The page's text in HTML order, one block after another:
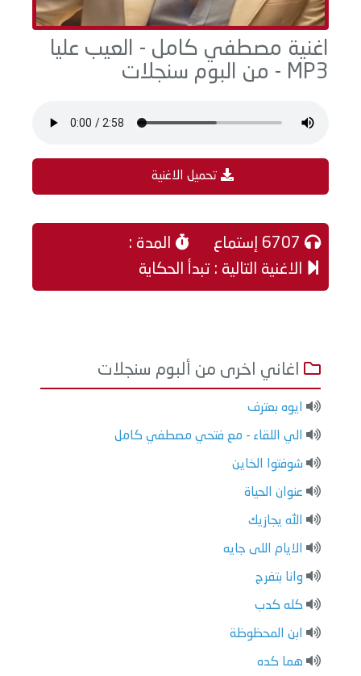
اغنية مصطفي كامل - العيب عليا
MP3 - من البوم سنجلات
تحميل الاغنية
المدة :
الاغنية التالية : تبدأ الحكاية
اغاني اخرى من ألبوم سنجلات
ايوه بعترف
الي اللقاء - مع فتحي مصطفي كامل
شوفتوا الخاين
عنوان الحياة
الله يجازيك
الايام اللى جايه
وانا بتفرج
كله كدب
ابن المحظوظة
هما كده